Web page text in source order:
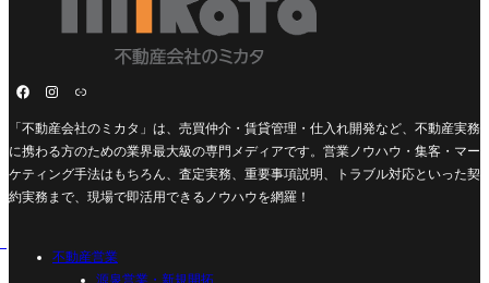
「不動産会社のミカタ」は、売買仲介・賃貸管理・仕入れ開発など、不動産実務
に携わる方のための業界最大級の専門メディアです。営業ノウハウ・集客・マー
ケティング手法はもちろん、査定実務、重要事項説明、トラブル対応といった契
約実務まで、現場で即活用できるノウハウを網羅！
不動産営業
源泉営業・新規開拓